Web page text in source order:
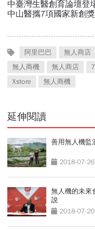
阿里巴巴 無人商店
無人商機
無人商店
Xstore
無人商機
延伸閱讀
善用無人機監
2018-07-26
無人機的未來
說
2018-07-20